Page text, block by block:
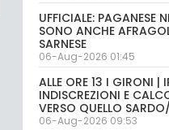
UFFICIALE: PAGANESE
SONO ANCHE
SARNESE
06-Aug-2026 01:45
ALLE ORE 13 I GIRONI |
INDISCREZIONI E
VERSO QUELLO
06-Aug-2026 09:53